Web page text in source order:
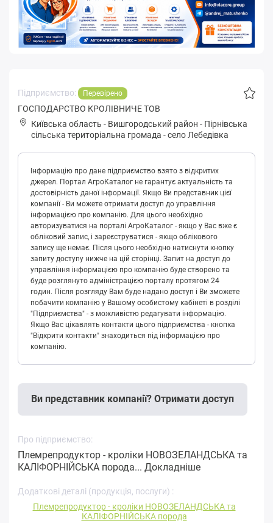
Підприємство: Перевірено
ГОСПОДАРСТВО КРОЛІВНИЧЕ ТОВ
Київська область - Вишгородський район - Піpнівськa
сільська територіальна громада -село Лебедівка
Інформацію про дане підприємство взято з відкритих
джерел. Портал АгроКаталог не гарантує актуальність та
достовірність даної інформації. Якщо Ви представник цієї
компанії - Ви можете отримати доступ до управління
інформацією про компанію. Для цього необхідно
авторизуватися на порталі АгроКаталог - якщо у Вас вже є
обліковий запис, і зареєструватися - якщо облікового
запису ще немає. Після цього необхідно натиснути кнопку
запиту доступу нижче на цій сторінці. Запит на доступ до
управління інформацією про компанію буде створено та
буде розглянуто адміністрацією порталу протягом 24
годин. Після розгляду Вам буде надано доступ і Ви зможете
побачити компанію у Вашому особистому кабінеті в розділі
"Підприємства" - з можливістю редагувати інформацію.
Якщо Вас цікавлять контакти цього підприємства - кнопка
"Відкрити контакти" знаходиться під інформацією про
компанію.
Ви представник компанії? Отримати доступ
Про підприємство:
Племрепродуктор - кроліки НОВОЗЕЛАНДСЬКА та
КАЛІФОРНІЙСЬКА порода... Докладніше
Додаткові деталі (продукція, послуги) :
Племрепродуктор - кроліки НОВОЗЕЛАНДСЬКА та
КАЛІФОРНІЙСЬКА порода